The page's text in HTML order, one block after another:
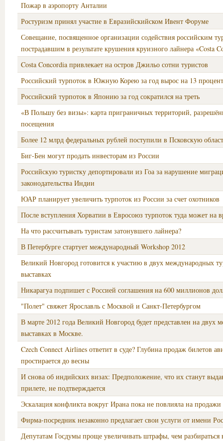
Пожар в аэропорту Анталии
Ростуризм принял участие в Евразийскийском Ивент Форуме
Совещание, посвященное организации содействия российским
пострадавшим в результате крушения круизного лайнера «Costa
Costa Concordia привлекает на остров Джильо сотни туристов
Российский турпоток в Южную Корею за год вырос на 13
Российский турпоток в Японию за год сократился на треть
«В Польшу без визы»: карта приграничных территорий,
посещения
Более 12 млрд федеральных рублей поступили в Псковскую
Биг-Бен могут продать инвесторам из России
Российскую туристку депортировали из Гоа за нарушение
законодательства Индии
ЮАР планирует увеличить турпоток из России за счет охотников
После вступления Хорватии в Евросоюз турпоток туда может на
На что рассчитывать туристам затонувшего лайнера?
В Петербурге стартует международный Workshop 2012
Великий Новгород готовится к участию в двух международных
выставках
Никарагуа подпишет с Россией соглашения на 600 миллионов
"Полет" свяжет Ярославль с Москвой и Санкт-Петербургом
В марте 2012 года Великий Новгород будет представлен на двух
выставках в Москве.
Czech Connect Airlines ответит в суде? Глубина продаж билетов
простирается до весны
И снова об индийских визах: Предположение, что их станут
прилете, не подтверждается
Эскалация конфликта вокруг Ирана пока не повлияла на
Фирма-посредник незаконно предлагает свои услуги от имени
Депутатам Госдумы проще увеличивать штрафы, чем разбираться